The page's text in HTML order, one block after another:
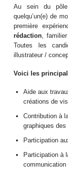
Au sein du pôle
quelqu’un(e) de
première
rédaction,
Toutes les
illustrateur /
Voici les
Aide aux
créations de
Contribution à
graphiques des
Participation
Participation à
communication